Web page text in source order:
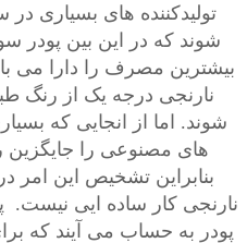
تولیدکننده های بسیاری
شوند که در این بین پودر
بیشترین مصرف را دارا می
نارنجی درجه یک از رنگ
شوند. اما از انجایی که
های مصنوعی را جایگزین
بنابراین تشخیص این امر
نارنجی کار ساده ایی
پودر به حساب می آیند که